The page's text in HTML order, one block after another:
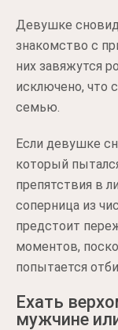
Девушке
знакомство с
них завяжутся
исключено, что
семью.
Если девушке
который
препятствия в
соперница из
предстоит
моментов,
попытается
Ехать
мужчине